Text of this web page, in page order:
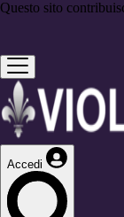
Questo sito
Accedi